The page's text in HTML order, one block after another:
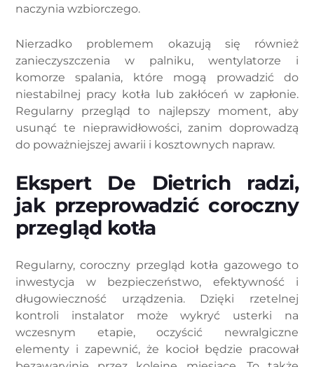
naczynia wzbiorczego.
Nierzadko problemem okazują się również
zanieczyszczenia w palniku, wentylatorze i
komorze spalania, które mogą prowadzić do
niestabilnej pracy kotła lub zakłóceń w zapłonie.
Regularny przegląd to najlepszy moment, aby
usunąć te nieprawidłowości, zanim doprowadzą
do poważniejszej awarii i kosztownych napraw.
Ekspert De Dietrich radzi,
jak przeprowadzić coroczny
przegląd kotła
Regularny, coroczny przegląd kotła gazowego to
inwestycja w bezpieczeństwo, efektywność i
długowieczność urządzenia. Dzięki rzetelnej
kontroli instalator może wykryć usterki na
wczesnym etapie, oczyścić newralgiczne
elementy i zapewnić, że kocioł będzie pracował